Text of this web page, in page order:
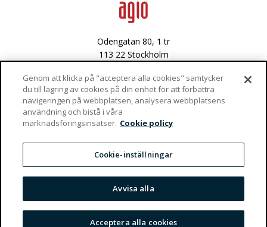
Odengatan 80, 1 tr
113 22 Stockholm
Västra Varvsgatan 3
972 36 Luleå
Vaktgatan 4
981 47 Kiruna
Privacy Policy
Genom att klicka på "acceptera alla cookies" samtycker
du till lagring av cookies på din enhet för att förbättra
navigeringen på webbplatsen, analysera webbplatsens
användning och bistå i våra
marknadsföringsinsatser. Cookie policy
Cookie-inställningar
Avvisa alla
Acceptera alla cookies